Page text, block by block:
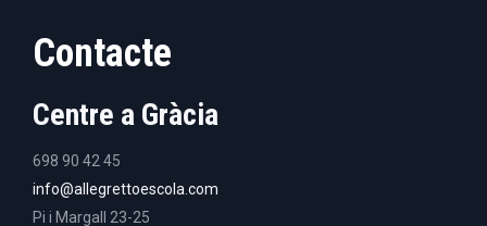
Contacte
Centre a Gràcia
698 90 42 45
info@allegrettoescola.com
Pi i Margall 23-25